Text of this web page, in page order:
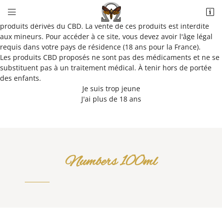
Ce site propose des cigarettes électroniques, e-liquides et
produits dérivés du CBD. La vente de ces produits est interdite
aux mineurs. Pour accéder à ce site, vous devez avoir l'âge légal
requis dans votre pays de résidence (18 ans pour la France).
Les produits CBD proposés ne sont pas des médicaments et ne se
substituent pas à un traitement médical. À tenir hors de portée
des enfants.
Je suis trop jeune
J'ai plus de 18 ans
 
5022 Allée du Parc de Bel Air
41100 Saint-Ouen
02 34 44 58 93
Recopier le code ci-contre
Numbers 100ml